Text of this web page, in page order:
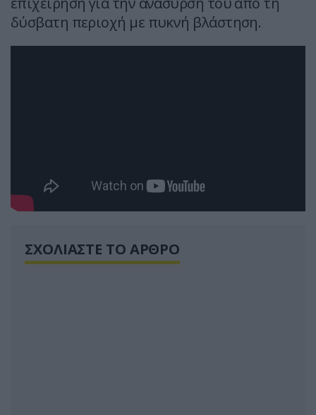
δύσβατη περιοχή με πυκνή βλάστηση.
ΣΧΟΛΙΑΣΤΕ ΤΟ ΑΡΘΡΟ